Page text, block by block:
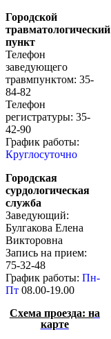
Городской
травматологический
пункт
Телефон
заведующего
травмпунктом: 35-
84-82
Телефон
регистратуры: 35-
42-90
График работы:
Круглосуточно
Городская
сурдологическая
служба
Заведующий:
Булгакова Елена
Викторовна
Запись на прием:
75-32-48
График работы: Пн-
Пт 08.00-19.00
Схема проезда: на
карте